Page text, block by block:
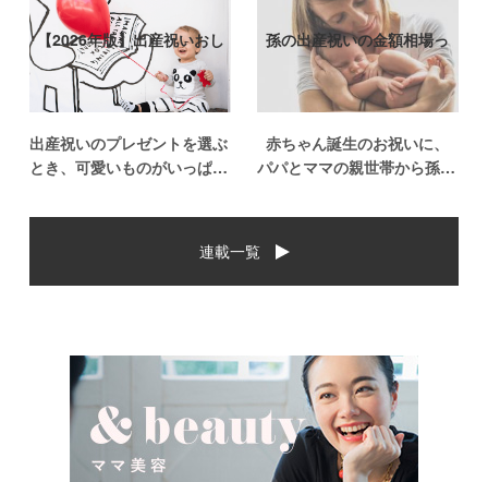
【2026年版】出産祝いおし
ゃれなプ…
出産祝いのプレゼントを選ぶ
とき、可愛いものがいっぱい
の気持ちを込めて贈るものだ
いし、たくさん使ってもらえ
るものをプレゼントしたい。
孫の出産祝いの金額相場っ
て？出産祝い…
赤ちゃん誕生のお祝いに、
パパとママの親世帯から孫誕
た場合、今現在のお祝いの相
んなものなのでしょうか。ま
た、出産祝いに関して気をつ
連載一覧